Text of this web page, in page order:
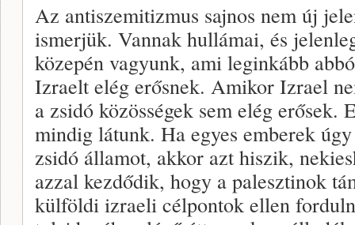
Az antiszemitizmus sajnos nem új
ismerjük. Vannak hullámai, és
közepén vagyunk, ami leginkább
Izraelt elég erősnek. Amikor Izrael
a zsidó közösségek sem elég erősek.
mindig látunk. Ha egyes emberek
zsidó államot, akkor azt hiszik,
azzal kezdődik, hogy a palesztinok
külföldi izraeli célpontok ellen